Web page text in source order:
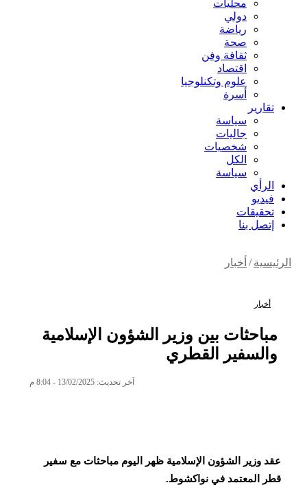
محليات
دولي
رياضة
صحة
ثقافة وفن
اقتصاد
علوم وتكنلوجيا
أسرة
تقارير
سياسة
جاليات
شخصيات
الكل
سياسة
الرأي
فيديو
تحقيقات
إتصل بنا
الرئيسية / أخبار
أخبار
مباحثات بين وزير الشؤون الإسلامية
والسفير القطري
آخر تحديث: 13/02/2025 - 8:04 م
عقد وزير الشؤون الإسلامية ظهر اليوم مباحثات مع سفير
قطر المعتمد في نواكشوط.